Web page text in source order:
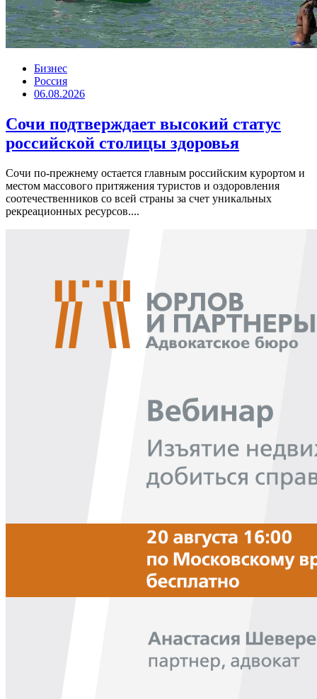
Бизнес
Россия
06.08.2026
Сочи подтверждает высокий статус
российской столицы здоровья
Сочи по-прежнему остается главным российским курортом и
местом массового притяжения туристов и оздоровления
соотечественников со всей страны за счет уникальных
рекреационных ресурсов....